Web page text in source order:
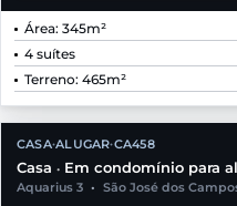
Área: 345m²
4 suítes
Terreno: 465m²
CASA•ALUGAR•CA458
Casa • Em condomínio para
Aquarius 3 • São José dos